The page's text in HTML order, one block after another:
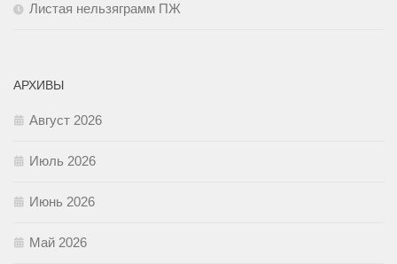
Листая нельзяграмм ПЖ
АРХИВЫ
Август 2026
Июль 2026
Июнь 2026
Май 2026